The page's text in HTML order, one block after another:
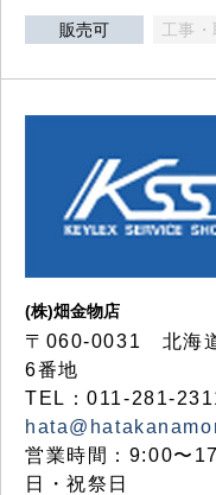
販売可 工事
(株)畑金物店
〒060-0031 北海
6番地
TEL：011-281-
営業時間：9:00〜
日・祝祭日